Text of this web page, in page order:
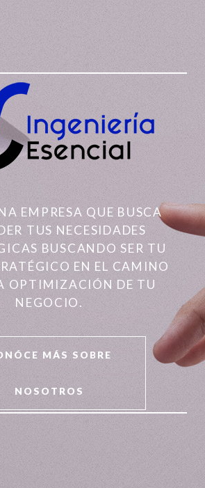
EMPRESA QUE BUSCA
TUS NECESIDADES
BUSCANDO SER TU
EN EL CAMINO
OPTIMIZACIÓN DE TU
NEGOCIO.
MÁS SOBRE
NOSOTROS